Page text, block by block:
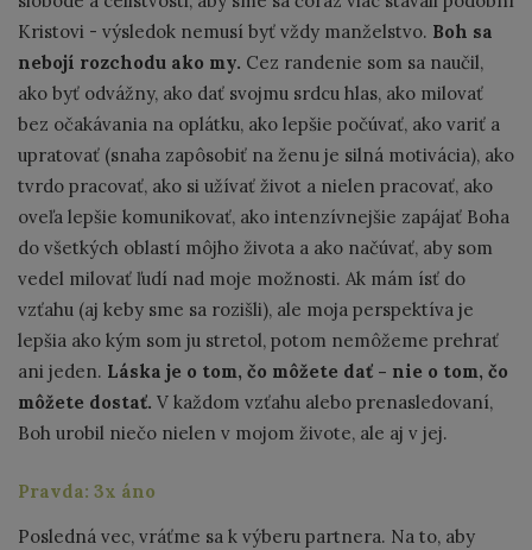
Kristovi - výsledok nemusí byť vždy manželstvo. Boh sa
nebojí rozchodu ako my. Cez randenie som sa naučil,
ako byť odvážny, ako dať svojmu srdcu hlas, ako milovať
bez očakávania na oplátku, ako lepšie počúvať, ako variť a
upratovať (snaha zapôsobiť na ženu je silná motivácia), ako
tvrdo pracovať, ako si užívať život a nielen pracovať, ako
oveľa lepšie komunikovať, ako intenzívnejšie zapájať Boha
do všetkých oblastí môjho života a ako načúvať, aby som
vedel milovať ľudí nad moje možnosti. Ak mám ísť do
vzťahu (aj keby sme sa rozišli), ale moja perspektíva je
lepšia ako kým som ju stretol, potom nemôžeme prehrať
ani jeden. Láska je o tom, čo môžete dať - nie o tom, čo
môžete dostať. V každom vzťahu alebo prenasledovaní,
Boh urobil niečo nielen v mojom živote, ale aj v jej.
Pravda: 3x áno
Posledná vec, vráťme sa k výberu partnera. Na to, aby